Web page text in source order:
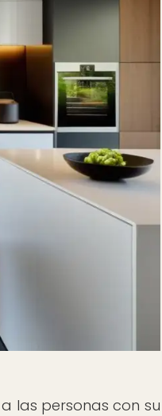
las personas con su